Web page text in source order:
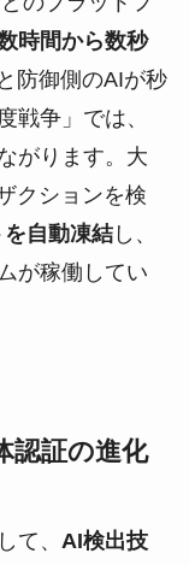
時間から数秒
防御側のAIが秒
戦争」では、
がります。大
クションを検
自動凍結し、
が稼働してい
認証の進化
て、 AI検出技